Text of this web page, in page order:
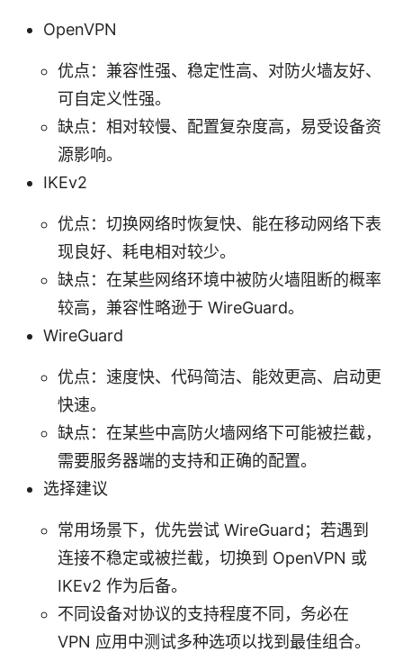
OpenVPN
优点：兼容性强、稳定性高、对防火墙友好、
可自定义性强。
缺点：相对较慢、配置复杂度高，易受设备资
源影响。
IKEv2
优点：切换网络时恢复快、能在移动网络下表
现良好、耗电相对较少。
缺点：在某些网络环境中被防火墙阻断的概率
较高，兼容性略逊于 WireGuard。
WireGuard
优点：速度快、代码简洁、能效更高、启动更
快速。
缺点：在某些中高防火墙网络下可能被拦截，
需要服务器端的支持和正确的配置。
选择建议
常用场景下，优先尝试 WireGuard；若遇到
连接不稳定或被拦截，切换到 OpenVPN 或
IKEv2 作为后备。
不同设备对协议的支持程度不同，务必在
VPN 应用中测试多种选项以找到最佳组合。